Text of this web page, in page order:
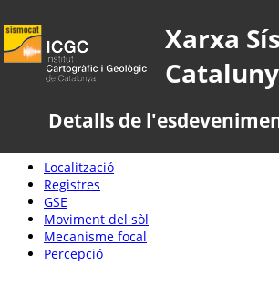
Xarxa
Detalls de
Localització
Registres
GSE
Moviment del sòl
Mecanisme focal
Percepció